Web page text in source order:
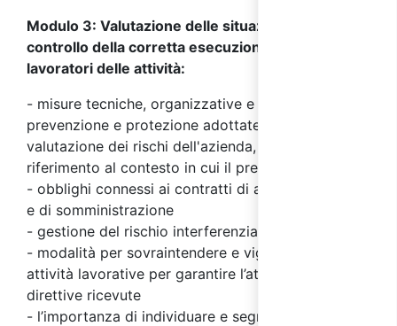
Modulo 3: Valutazione delle situazioni di rischio e
controllo della corretta esecuzione da parte dei
lavoratori delle attività:
- misure tecniche, organizzative e procedurali di
prevenzione e protezione adottate a seguito della
valutazione dei rischi dell'azienda, con particolare
riferimento al contesto in cui il preposto opera
- obblighi connessi ai contratti di appalto, d'opera
e di somministrazione
- gestione del rischio interferenziale e il
- modalità per sovraintendere e vigilare sulle
attività lavorative per garantire l’attuazione delle
direttive ricevute
- l’importanza di individuare e segnalare incidenti e